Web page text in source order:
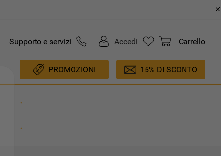
Supporto e servizi Accedi Carrello
PROMOZIONI 15% DI SCONTO